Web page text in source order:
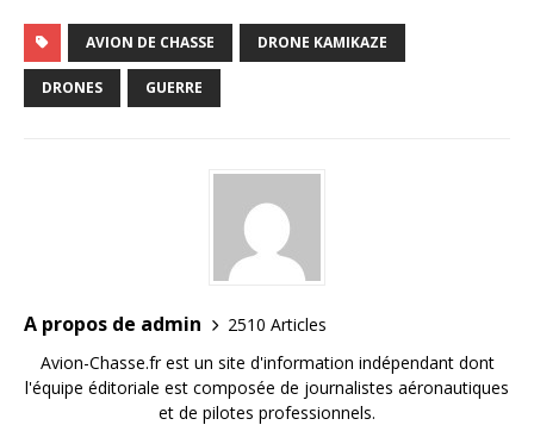
AVION DE CHASSE DRONE KAMIKAZE
DRONES GUERRE
A propos de admin
2510 Articles
Avion-Chasse.fr est un site d'information indépendant dont
l'équipe éditoriale est composée de journalistes aéronautiques
et de pilotes professionnels.